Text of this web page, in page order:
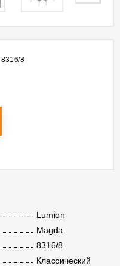
Lumion
Magda
8316/8
Классический
8316/8